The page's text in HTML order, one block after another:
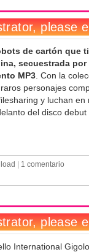
de cartón que
secuestrada por
MP3. Con la
personajes
y luchan en
del disco debut
1 comentario
International